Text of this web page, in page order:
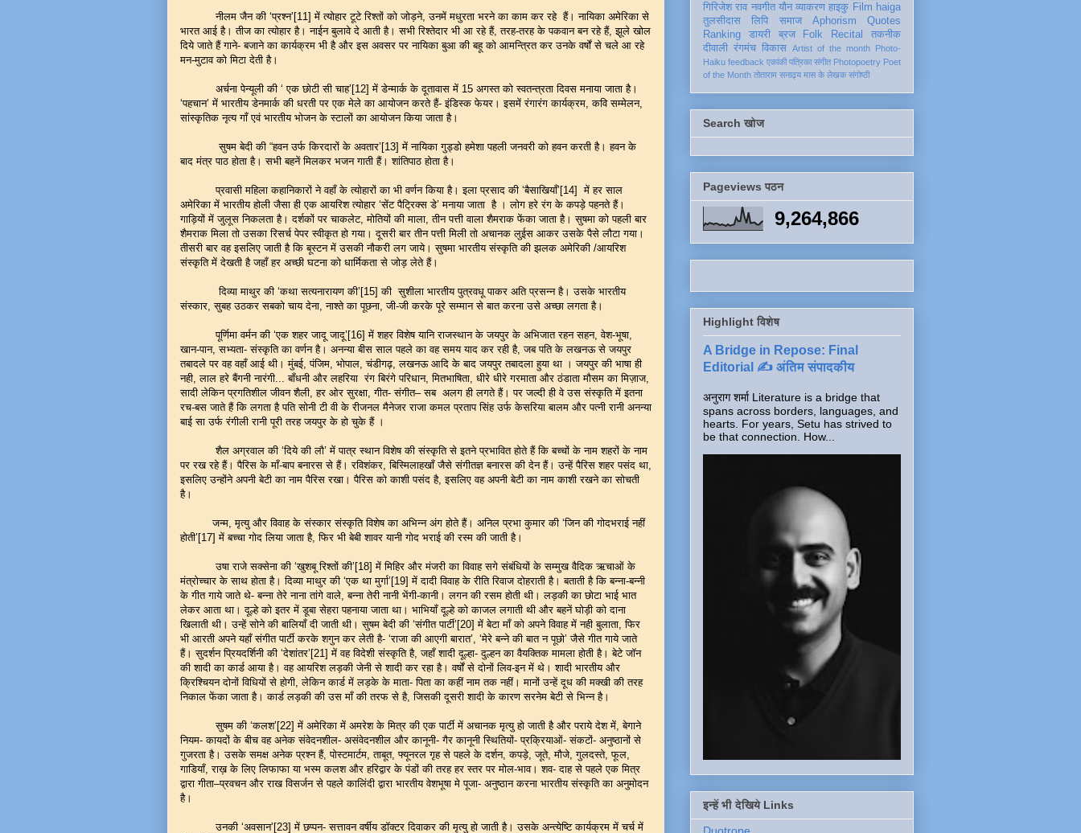
नीलम जैन की ‘प्रश्न’[11] में त्योहार टूटे रिश्तों को जोड़ने, उनमें मधुरता भरने का काम कर रहे हैं। नायिका अमेरिका से
भारत आई है। तीज का त्योहार है। नाईन बुलावे दे आती है। सभी रिश्तेदार भी आ रहे हैं, तरह-तरह के पकवान बन रहे हैं, झूले खोल
दिये जाते हैं गाने- बजाने का कार्यक्रम भी है और इस अवसर पर नायिका बुआ की बहू को आमन्त्रित कर उनके वर्षों से चले आ रहे
मन-मुटाव को मिटा देती है।
अर्चना पेन्यूली की ‘ एक छोटी सी चाह’[12] में डेन्मार्क के दूतावास में 15 अगस्त को स्वतन्त्रता दिवस मनाया जाता है।
‘पहचान’ में भारतीय डेनमार्क की धरती पर एक मेले का आयोजन करते हैं- इंडिस्क फेयर। इसमें रंगारंग कार्यक्रम, कवि सम्मेलन,
सांस्कृतिक नृत्य गाँ एवं भारतीय भोजन के स्टालों का आयोजन किया जाता है।
सुषम बेदी की “हवन उर्फ किरदारों के अवतार’[13] में नायिका गुड्डो हमेशा पहली जनवरी को हवन करती है। हवन के
बाद मंत्र पाठ होता है। सभी बहनें मिलकर भजन गाती हैं। शांतिपाठ होता है।
प्रवासी महिला कहानिकारों ने वहाँ के त्योहारों का भी वर्णन किया है। इला प्रसाद की ‘बैसाखियाँ’[14] में हर साल
अमेरिका में भारतीय होली जैसा ही एक आयरिश त्योहार ‘सेंट पैट्रिक्स डे’ मनाया जाता है । लोग हरे रंग के कपड़े पहनते हैं।
गाड़ियों में जुलूस निकलता है। दर्शकों पर चाकलेट, मोतियों की माला, तीन पत्ती वाला शैमराक फेंका जाता है। सुषमा को पहली बार
शैमराक मिला तो उसका रिसर्च पेपर स्वीकृत हो गया। दूसरी बार तीन पत्ती मिली तो अचानक लुईस आकर उसके पैसे लौटा गया।
तीसरी बार वह इसलिए जाती है कि बूस्टन में उसकी नौकरी लग जाये। सुषमा भारतीय संस्कृति की झलक अमेरिकी /आयरिश
संस्कृति में देखती है जहाँ हर अच्छी घटना को धार्मिकता से जोड़ लेते हैं।
दिव्या माथुर की ‘कथा सत्यनारायण की’[15] की सुशीला भारतीय पुत्रवधू पाकर अति प्रसन्न है। उसके भारतीय
संस्कार, सुबह उठकर सबको चाय देना, नाश्ते का पूछना, जी-जी करके पूरे सम्मान से बात करना उसे अच्छा लगता है।
पूर्णिमा वर्मन की ‘एक शहर जादू जादू’[16] में शहर विशेष यानि राजस्थान के जयपुर के अभिजात रहन सहन, वेश-भूषा,
खान-पान, सभ्यता- संस्कृति का वर्णन है। अनन्या बीस साल पहले का वह समय याद कर रही है, जब पति के लखनऊ से जयपुर
तबादले पर वह वहाँ आई थी। मुंबई, पंजिम, भोपाल, चंडीगढ़, लखनऊ आदि के बाद जयपुर तबादला हुया था । जयपुर की भाषा ही
नही, लाल हरे बैंगनी नारंगी... बाँधनी और लहरिया रंग बिरंगे परिधान, मितभाषिता, धीरे धीरे गरमाता और ठंडाता मौसम का मिज़ाज,
सादी लेकिन प्रगतिशील जीवन शैली, हर ओर सुरक्षा, गीत- संगीत– सब अलग ही लगते हैं। पर जल्दी ही वे उस संस्कृति में इतना
रच-बस जाते हैं कि लगता है पति सोनी टी वी के रीजनल मैनेजर राजा कमल प्रताप सिंह उर्फ केसरिया बालम और पत्नी रानी अनन्या
बाई सा उर्फ रंगीली रानी पूरी तरह जयपुर के हो चुके हैं ।
शैल अग्रवाल की ‘दिये की लौ’ में पात्र स्थान विशेष की संस्कृति से इतने प्रभावित होते हैं कि बच्चों के नाम शहरों के नाम
पर रख रहे हैं। पैरिस के माँ-बाप बनारस से हैं। रविशंकर, बिस्मिलाहखाँ जैसे संगीतज्ञ बनारस की देन हैं। उन्हें पैरिस शहर पसंद था,
इसलिए उन्होंने अपनी बेटी का नाम पैरिस रखा। पैरिस को काशी पसंद है, इसलिए वह अपनी बेटी का नाम काशी रखने का सोचती
है।
जन्म, मृत्यु और विवाह के संस्कार संस्कृति विशेष का अभिन्न अंग होते हैं। अनिल प्रभा कुमार की ‘जिन की गोदभराई नहीं
होती’[17] में बच्चा गोद लिया जाता है, फिर भी बेबी शावर यानी गोद भराई की रस्म की जाती है।
उषा राजे सक्सेना की ‘खुशबू रिश्तों की’[18] में मिहिर और मंजरी का विवाह सगे संबंधियों के सम्मुख वैदिक ऋचाओं के
मंत्रोच्चार के साथ होता है। दिव्या माथुर की ‘एक था मुर्गा’[19] में दादी विवाह के रीति रिवाज दोहराती है। बताती है कि बन्ना-बन्नी
के गीत गाये जाते थे- बन्ना तेरे नाना तांगे वाले, बन्ना तेरी नानी भेंगी-कानी। लगन की रसम होती थी। लड़की का छोटा भाई भात
लेकर आता था। दूल्हे को इतर में डूबा सेहरा पहनाया जाता था। भाभियाँ दूल्हे को काजल लगाती थी और बहनें घोड़ी को दाना
खिलाती थी। उन्हें सोने की बालियाँ दी जाती थी। सुषम बेदी की ‘संगीत पार्टी’[20] में बेटा माँ को अपने विवाह में नही बुलाता, फिर
भी आरती अपने यहाँ संगीत पार्टी करके शगुन कर लेती है- ‘राजा की आएगी बारात’, ‘मेरे बन्ने की बात न पूछो’ जैसे गीत गाये जाते
हैं। सुदर्शन प्रियदर्शिनी की ‘देशांतर’[21] में वह विदेशी संस्कृति है, जहाँ शादी दूल्हा- दुल्हन का वैयक्तिक मामला होती है। बेटे जॉन
की शादी का कार्ड आया है। वह आयरिश लड़की जेनी से शादी कर रहा है। वर्षों से दोनों लिव-इन में थे। शादी भारतीय और
क्रिश्चियन दोनों विधियों से होगी, लेकिन कार्ड में लड़के के माता- पिता का कहीं नाम तक नहीं। मानों उन्हें दूध की मक्खी की तरह
निकाल फेंका जाता है। कार्ड लड़की की उस माँ की तरफ से है, जिसकी दूसरी शादी के कारण सरनेम बेटी से भिन्न है।
सुषम की ‘कलश’[22] में अमेरिका में अमरेश के मित्र की एक पार्टी में अचानक मृत्यु हो जाती है और पराये देश में, बेगाने
नियम- कायदों के बीच वह अनेक संवेदनशील- असंवेदनशील और कानूनी- गैर कानूनी स्थितियों- प्रक्रियाओं- संकटों- अनुष्ठानों से
गुजरता है। उसके समक्ष अनेक प्रश्न हैं, पोस्टमार्टम, ताबूत, फ्यूनरल गृह से पहले के दर्शन, कपड़े, जूते, मौजे, गुलदस्ते, फूल,
गाडियाँ, राख़ के लिए लिफाफा या भस्म कलश और हरिद्वार के पंडों की तरह हर स्तर पर मोल-भाव। शव- दाह से पहले एक मित्र
द्वारा गीता–प्रवचन और राख विसर्जन से पहले कालिंदी द्वारा भारतीय वेशभूषा मे पूजा- अनुष्ठान करना भारतीय संस्कृति का अनुमोदन
है।
उनकी ‘अवसान’[23] में छप्पन- सत्तावन वर्षीय डॉक्टर दिवाकर की मृत्यु हो जाती है। उसके अन्त्येष्टि कार्यक्रम में चर्च में
गिरिजेश राव नवगीत यौन व्याकरण हाइकु Film haiga
तुलसीदास
लिपि समाज Aphorism
Quotes
Ranking
डायरी ब्रज Folk Recital
तकनीक
दीवाली रंगमंच विकास Artist of the month Photo-
Haiku feedback एकांकी पत्रिका संगीत Photopoetry Poet
of the Month तोताराम सनाढ्य मास के लेखक संगोष्ठी
Search खोज
Pageviews पठन
9,264,866
Highlight विशेष
A Bridge in Repose: Final
Editorial ✍️ अंतिम संपादकीय
अनुराग शर्मा Literature is a bridge that
spans across borders, languages, and
hearts. For years, Setu has strived to
be that connection. How...
इन्हें भी देखिये Links